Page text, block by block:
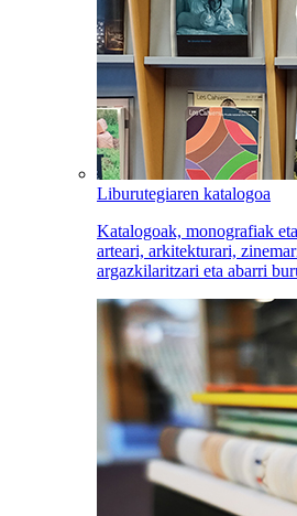
Liburutegiaren katalogoa
Katalogoak, monografiak
arteari, arkitekturari,
argazkilaritzari eta abarri